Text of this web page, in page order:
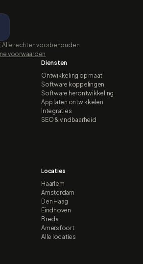
Alle rechten voorbehouden.
voorwaarden
Diensten
Ontwikkeling op maat
Software koppelingen
Software herontwikkeling
App laten ontwikkelen
Integraties
SEO & vindbaarheid
Locaties
Haarlem
Amsterdam
Den Haag
Eindhoven
Breda
Amersfoort
Alle locaties